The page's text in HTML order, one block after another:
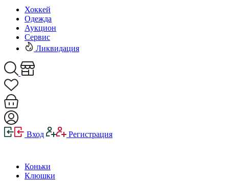
Хоккей
Одежда
Аукцион
Сервис
Ликвидация
Вход Регистрация
Коньки
Клюшки